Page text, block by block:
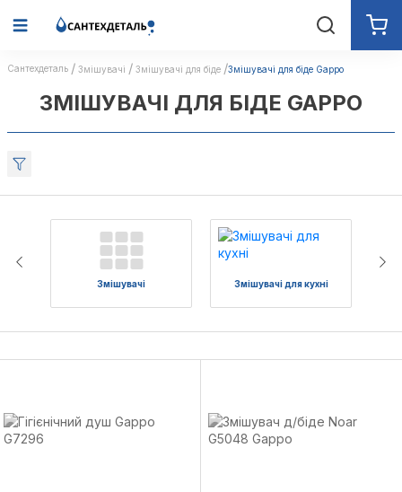
Сантехдеталь Змішувачі Змішувачі для біде Змішувачі для біде Gappo
ЗМІШУВАЧІ ДЛЯ БІДЕ GAPPO
Змішувачі Змішувачі для кухні